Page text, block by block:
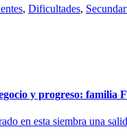
, Dificultades,
y progreso: familia
en esta siembra una